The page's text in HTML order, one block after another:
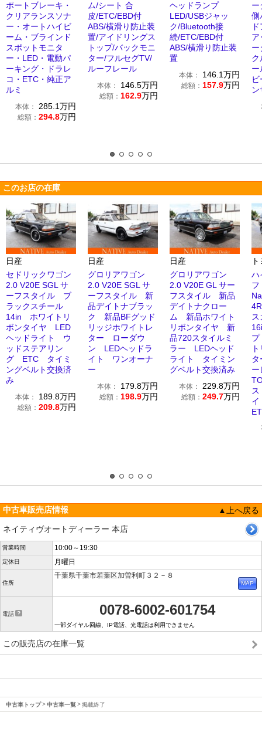
ポートブレーキ・
クリアランスソナ
ー・オートハイビ
ーム・ブラインド
スポットモニタ
ー・LED・電動パ
ーキング・ドラレ
コ・ETC・純正ア
ルミ
本体： 285.1万円
総額： 294.8万円
ム/シート 合
皮/ETC/EBD付
ABS/横滑り防止装
置/アイドリングス
トップ/バックモニ
ター/フルセグTV/
ルーフレール
本体： 146.5万円
総額： 162.9万円
ヘッドランプ
LED/USBジャッ
ク/Bluetooth接
続/ETC/EBD付
ABS/横滑り防止装
置
本体： 146.1万円
総額： 157.9万円
側
ク
ン
このお店の在庫
日産
セドリックワゴン
2.0 V20E SGL サ
ーフスタイル ブ
ラックスチール
14in ホワイトリ
ボンタイヤ LED
ヘッドライト ウ
ッドステアリン
グ ETC タイミ
ングベルト交換済
み
本体： 189.8万円
総額： 209.8万円
日産
グロリアワゴン
2.0 V20E SGL サ
ーフスタイル 新
品デイトナブラッ
ク 新品BFグッド
リッジホワイトレ
ター ローダウ
ン LEDヘッドラ
イト ワンオーナ
ー
本体： 179.8万円
総額： 198.9万円
日産
グロリアワゴン
2.0 V20E GL サー
フスタイル 新品
デイトナクロー
ム 新品ホワイト
リボンタイヤ 新
品720スタイルミ
ラー LEDヘッド
ライト タイミン
グベルト交換済み
本体： 229.8万円
総額： 249.7万円
ハ
フ
中古車販売店情報
▲上へ戻る
ネイティヴオートディーラー 本店
営業時間 10:00～19:30
定休日 月曜日
住所
千葉県千葉市若葉区加曽利町３２－８
電話 0078-6002-601754
一部ダイヤル回線、IP電話、光電話は利用できません
この販売店の在庫一覧
中古車トップ 中古車一覧 掲載終了